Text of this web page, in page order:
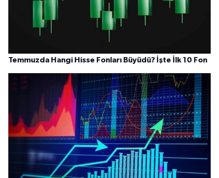
Temmuzda Hangi Hisse Fonları Büyüdü? İşte İlk 10 Fon